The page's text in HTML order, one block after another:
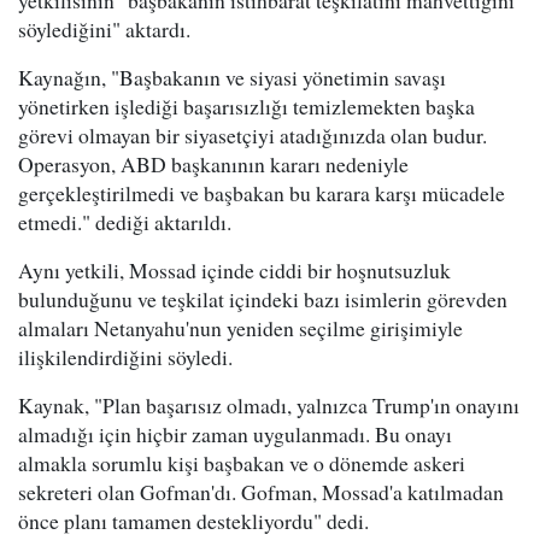
söylediğini" aktardı.
Kaynağın, "Başbakanın ve siyasi yönetimin savaşı
yönetirken işlediği başarısızlığı temizlemekten başka
görevi olmayan bir siyasetçiyi atadığınızda olan budur.
Operasyon, ABD başkanının kararı nedeniyle
gerçekleştirilmedi ve başbakan bu karara karşı mücadele
etmedi." dediği aktarıldı.
Aynı yetkili, Mossad içinde ciddi bir hoşnutsuzluk
bulunduğunu ve teşkilat içindeki bazı isimlerin görevden
almaları Netanyahu'nun yeniden seçilme girişimiyle
ilişkilendirdiğini söyledi.
Kaynak, "Plan başarısız olmadı, yalnızca Trump'ın onayını
almadığı için hiçbir zaman uygulanmadı. Bu onayı
almakla sorumlu kişi başbakan ve o dönemde askeri
sekreteri olan Gofman'dı. Gofman, Mossad'a katılmadan
önce planı tamamen destekliyordu" dedi.